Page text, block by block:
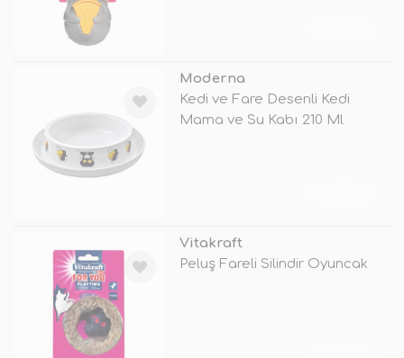
Moderna
Kedi ve Fare Desenli Kedi
Mama ve Su Kabı 210 Ml
Vitakraft
Peluş Fareli Silindir Oyuncak